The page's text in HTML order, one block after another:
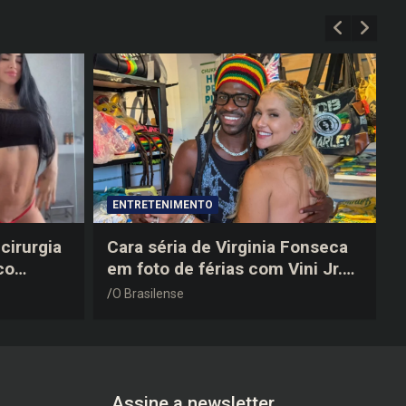
a
ENTRETENIMENTO
Cara séria de Virginia Fonseca
em foto de férias com Vini Jr.
vira piada na web: “Não
O Brasilense